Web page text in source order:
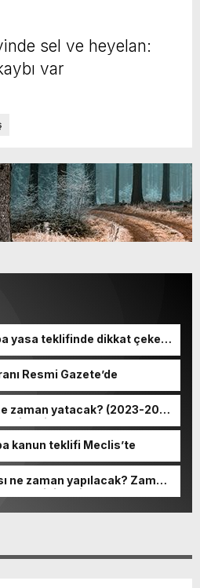
sel ve heyelan:
var
yasa teklifinde dikkat çeken
Resmi Gazete’de
zaman yatacak? (2023-2024
tarihleri)
kanun teklifi Meclis’te
ne zaman yapılacak? Zam
tarihi belli oldu